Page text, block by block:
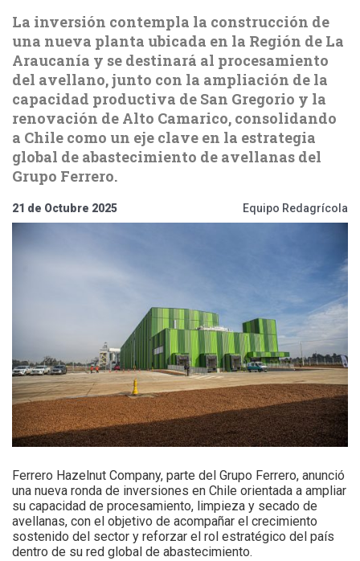
La inversión contempla la construcción de
una nueva planta ubicada en la Región de La
Araucanía y se destinará al procesamiento
del avellano, junto con la ampliación de la
capacidad productiva de San Gregorio y la
renovación de Alto Camarico, consolidando
a Chile como un eje clave en la estrategia
global de abastecimiento de avellanas del
Grupo Ferrero.
21 de Octubre 2025 Equipo Redagrícola
Ferrero Hazelnut Company, parte del Grupo Ferrero, anunció
una nueva ronda de inversiones en Chile orientada a ampliar
su capacidad de procesamiento, limpieza y secado de
avellanas, con el objetivo de acompañar el crecimiento
sostenido del sector y reforzar el rol estratégico del país
dentro de su red global de abastecimiento.